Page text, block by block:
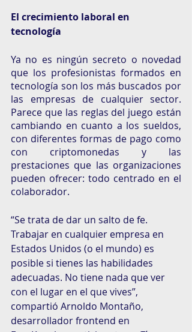
El crecimiento laboral en
tecnología
Ya no es ningún secreto o novedad
que los profesionistas formados en
tecnología son los más buscados por
las empresas de cualquier sector.
Parece que las reglas del juego están
cambiando en cuanto a los sueldos,
con diferentes formas de pago como
con criptomonedas y las
prestaciones que las organizaciones
pueden ofrecer: todo centrado en el
colaborador.
“Se trata de dar un salto de fe.
Trabajar en cualquier empresa en
Estados Unidos (o el mundo) es
posible si tienes las habilidades
adecuadas. No tiene nada que ver
con el lugar en el que vives”,
compartió Arnoldo Montaño,
desarrollador frontend en